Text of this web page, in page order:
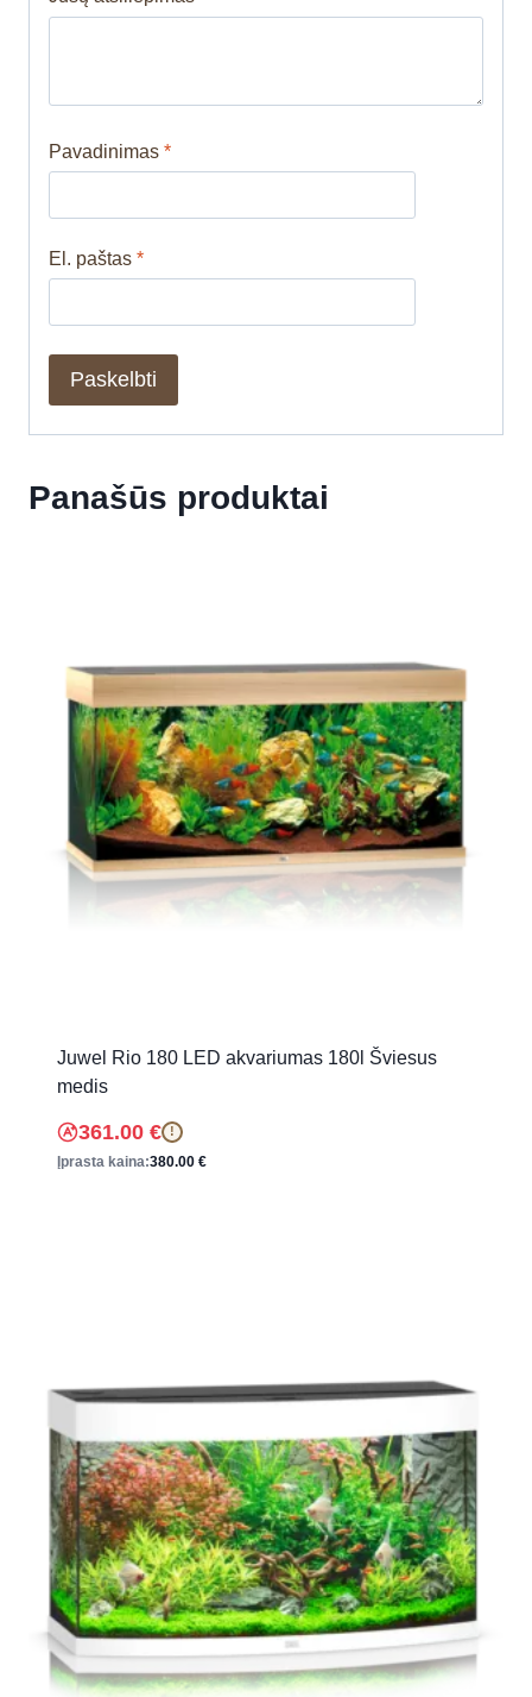
Pavadinimas *
El. paštas *
Panašūs produktai
Juwel Rio 180 LED akvariumas 180l Šviesus
medis
361.00 € !
Įprasta kaina:380.00 €